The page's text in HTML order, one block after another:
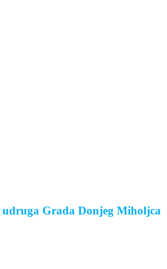
Grada Donjeg Miholjca